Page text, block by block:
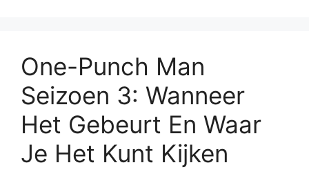
One-Punch Man
Seizoen 3: Wanneer
Het Gebeurt En Waar
Je Het Kunt Kijken